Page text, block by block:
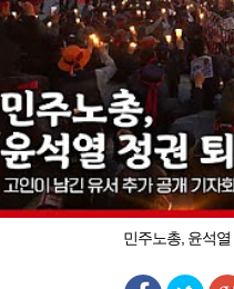
민주노총, 윤석